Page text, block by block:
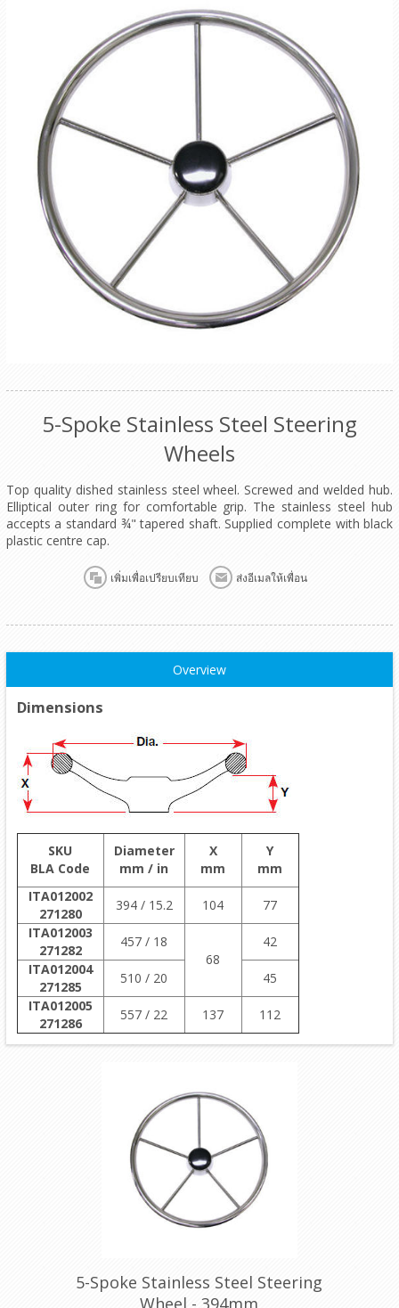
5-Spoke Stainless Steel Steering
Wheels
Top quality dished stainless steel wheel. Screwed and welded hub.
Elliptical outer ring for comfortable grip. The stainless steel hub
accepts a standard ¾" tapered shaft. Supplied complete with black
plastic centre cap.
เพิ่มเพื่อเปรียบเทียบ ส่งอีเมลให้เพื่อน
Overview
Dimensions
SKU
BLA Code
Diameter
mm / in
X
mm
Y
mm
ITA012002
271280
394 / 15.2 104
77
ITA012003
271282
457 / 18
68
42
ITA012004
271285
510 / 20
45
ITA012005
271286
557 / 22 137 112
5-Spoke Stainless Steel Steering
Wheel - 394mm